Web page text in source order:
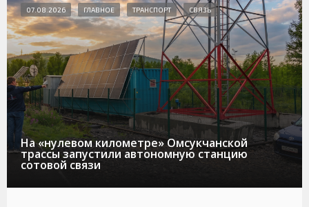
На «нулевом километре» Омсукчанской
трассы запустили автономную станцию
сотовой связи
07.08.2026 ГЛАВНОЕ ТРАНСПОРТ СВЯЗЬ